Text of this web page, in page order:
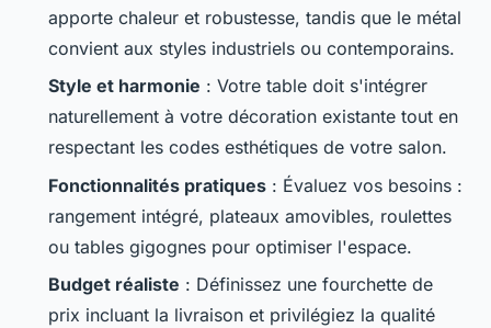
apporte chaleur et robustesse, tandis que le métal
convient aux styles industriels ou contemporains.
Style et harmonie : Votre table doit s'intégrer
naturellement à votre décoration existante tout en
respectant les codes esthétiques de votre salon.
Fonctionnalités pratiques : Évaluez vos besoins :
rangement intégré, plateaux amovibles, roulettes
ou tables gigognes pour optimiser l'espace.
Budget réaliste : Définissez une fourchette de
prix incluant la livraison et privilégiez la qualité